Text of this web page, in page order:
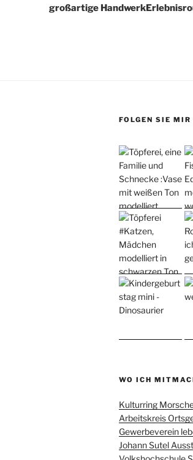
großartige
FOLGEN SIE
WO ICH
Kulturring
Arbeitskreis
Gewerbeverein
Johann Sutel